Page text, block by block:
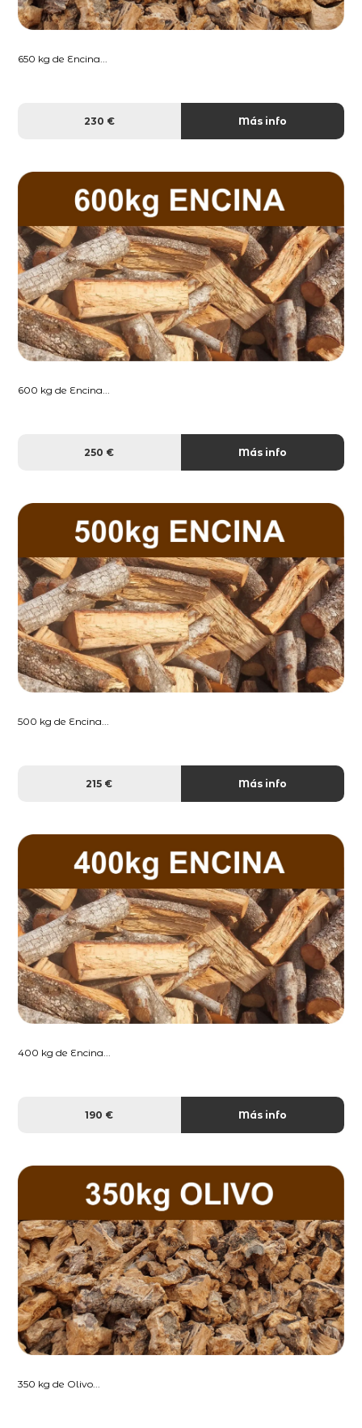
650 kg de Encina...
230 € Más info
600 kg de Encina...
250 € Más info
500 kg de Encina...
215 € Más info
400 kg de Encina...
190 € Más info
350 kg de Olivo...